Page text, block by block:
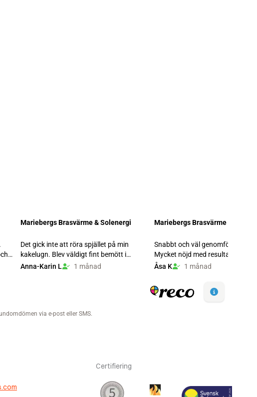
Certifiering